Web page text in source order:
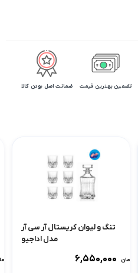
تضمین بهترین قیمت ضمانت اصل بودن کالا
تنگ و لیوان کریستال آر سی آر
مدل اداجیو
۶,۵۵۰,۰۰۰ تومان